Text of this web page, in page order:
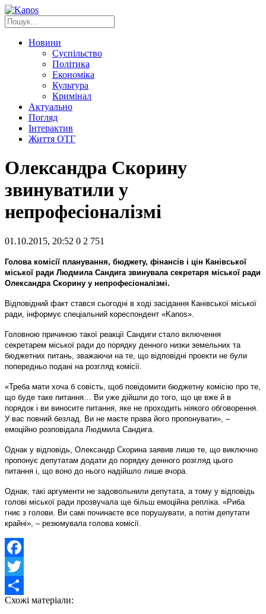
Новини
Суспільство
Політика
Економіка
Культура
Кримінал
Актуально
Погляд
Інтерактив
Життя ОТГ
Олександра Скорину
звинуватили у
непрофесіоналізмі
01.10.2015, 20:52 0 2 751
Голова комісії планування, бюджету, фінансів і цін Канівської
міської ради Людмила Сандига звинувала секретаря міської ради
Олександра Скорину у непрофесіоналізмі.
Відповідний факт стався сьогодні в ході засідання Канівської міської
ради, інформує спеціальний кореспондент «Kanos».
Головною причиною такої реакції Сандиги стало включення
секретарем міської ради до порядку денного низки земельних та
бюджетних питань, зважаючи на те, що відповідні проекти не були
попередньо подані на розгляд комісії.
«Треба мати хоча б совість, щоб повідомити бюджетну комісію про те,
що буде таке питання… Ви уже дійшли до того, що це вже й в
порядок і ви виносите питання, яке не проходить ніякого обговорення.
У вас повний безлад. Ви не маєте права його пропонувати», –
емоційно розповідала Людмила Сандига.
Однак у відповідь, Олександр Скорина заявив лише те, що виключно
пропонує депутатам додати до порядку денного розгляд цього
питання і, що воно до нього надійшло лише вчора.
Однак, такі аргументи не задовольнили депутата, а тому у відповідь
голові міської ради прозвучала ще більш емоційна репліка. «Риба
гниє з голови. Ви самі починаєте все порушувати, а потім депутати
крайні», – резюмувала голова комісії.
Facebook
Twitter
Share
Схожі матеріали: